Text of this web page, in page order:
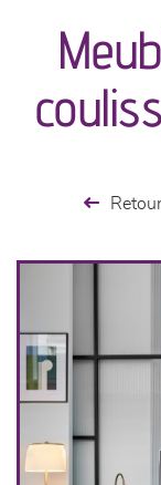
séjours
meubles de